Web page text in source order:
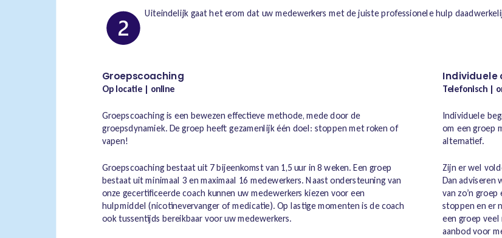
Uiteindelijk gaat het erom dat uw medewerkers met de juiste professionele hulp
Groepscoaching
Op locatie | online
Groepscoaching is een bewezen effectieve methode, mede door de
groepsdynamiek. De groep heeft gezamenlijk één doel: stoppen met roken of
vapen!
Groepscoaching bestaat uit 7 bijeenkomst van 1,5 uur in 8 weken. Een groep
bestaat uit minimaal 3 en maximaal 16 medewerkers. Naast ondersteuning van
onze gecertificeerde coach kunnen uw medewerkers kiezen voor een
hulpmiddel (nicotinevervanger of medicatie). Op lastige momenten is de coach
ook tussentijds bereikbaar voor uw medewerkers.
Individuele
Telefonisch |
Individuele
om een groep
alternatief.
Zijn er wel
Dan adviseren
van zo’n
stoppen en er
een groep
aanbod voor